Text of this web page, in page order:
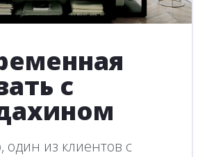
с
один из клиентов с